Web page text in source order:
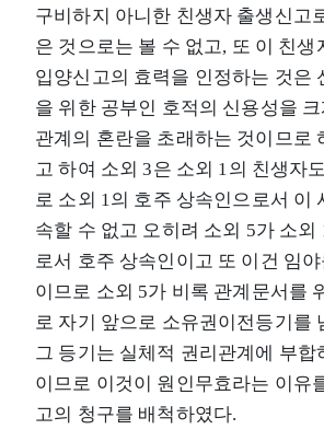
구비하지 아니한 친생자 출생신고
은 것으로는 볼 수 없고, 또 이 친생
입양신고의 효력을 인정하는 것은
을 위한 공부인 호적의 신용성을
관계의 혼란을 초래하는 것이므로
고 하여 소외 3은 소외 1의 친생자
로 소외 1의 호주 상속인으로서 이
속할 수 없고 오히려 소외 5가 소외
로서 호주 상속인이고 또 이건 임
이므로 소외 5가 비록 관계문서를
로 자기 앞으로 소유권이전등기를
그 등기는 실체적 권리관계에 부합
이므로 이것이 원인무효라는 이유
고의 청구를 배척하였다.